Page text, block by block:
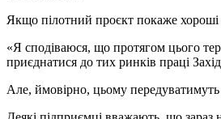
Якщо пілотний проєкт покаже хороші
«Я сподіваюся, що протягом цього
приєднатися до тих ринків праці
Але, ймовірно, цьому передуватимуть